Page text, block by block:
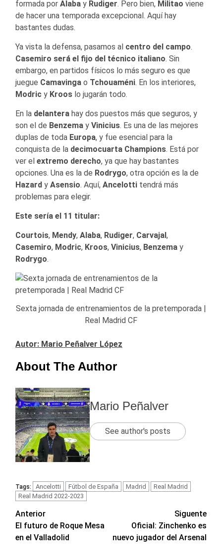
formada por Alaba y Rudiger. Pero bien, Militao viene
de hacer una temporada excepcional. Aquí hay
bastantes dudas.
Ya vista la defensa, pasamos al centro del campo.
Casemiro será el fijo del técnico italiano. Sin
embargo, en partidos físicos lo más seguro es que
juegue Camavinga o Tchouaméni. En los interiores,
Modric y Kroos lo jugarán todo.
En la delantera hay dos puestos más que seguros, y
son el de Benzema y Vinicius. Es una de las mejores
duplas de toda Europa, y fue esencial para la
conquista de la decimocuarta Champions. Está por
ver el extremo derecho, ya que hay bastantes
opciones. Una es la de Rodrygo, otra opción es la de
Hazard y Asensio. Aquí, Ancelotti tendrá más
problemas para elegir.
Este sería el 11 titular:
Courtois, Mendy, Alaba, Rudiger, Carvajal,
Casemiro, Modric, Kroos, Vinicius, Benzema y
Rodrygo.
Sexta jornada de entrenamientos de la pretemporada |
Real Madrid CF
Autor: Mario Peñalver López
About The Author
Mario Peñalver
See author's posts
Tags: Ancelotti Fútbol de España Madrid
Real Madrid
Real Madrid 2022-2023
Navegación
de
Anterior
El futuro de Roque Mesa
en el Valladolid
Siguente
Oficial: Zinchenko es
nuevo jugador del Arsenal